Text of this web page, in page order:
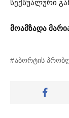
სექსუალური
მოამზადა
აბორტის